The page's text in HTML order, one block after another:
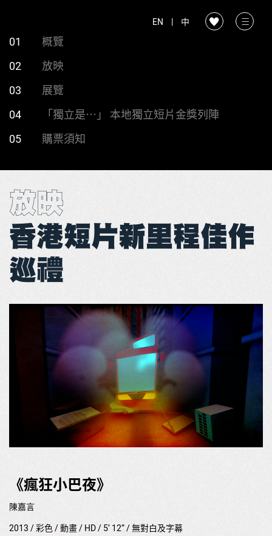
EN | 中
01
概覽
02
放映
03
展覽
04
「獨立是⋯」 本地獨立短片金獎列陣
05
購票須知
放映
香港短片新里程佳作
巡禮
《瘋狂小巴夜》
陳嘉言
2013 / 彩色 / 動畫 / HD / 5’ 12” / 無對白及字幕